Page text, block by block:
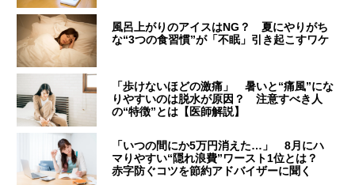
風呂上がりのアイスはNG？ 夏にやりがち
な“3つの食習慣”が「不眠」引き起こすワケ
「歩けないほどの激痛」 暑いと“痛風”にな
りやすいのは脱水が原因？ 注意すべき人
の“特徴”とは【医師解説】
「いつの間にか5万円消えた…」 8月にハ
マりやすい“隠れ浪費”ワースト1位とは？
赤字防ぐコツを節約アドバイザーに聞く